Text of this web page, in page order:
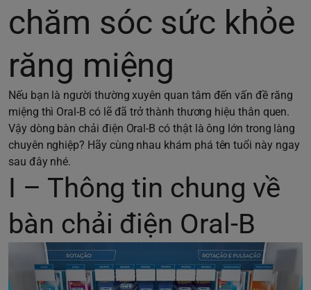
chăm sóc sức khỏe
răng miệng
Nếu bạn là người thường xuyên quan tâm đến vấn đề răng
miệng thì Oral-B có lẽ đã trở thành thương hiệu thân quen.
Vậy dòng bàn chải điện Oral-B có thật là ông lớn trong làng
chuyên nghiệp? Hãy cùng nhau khám phá tên tuổi này ngay
sau đây nhé.
I – Thông tin chung về
bàn chải điện Oral-B